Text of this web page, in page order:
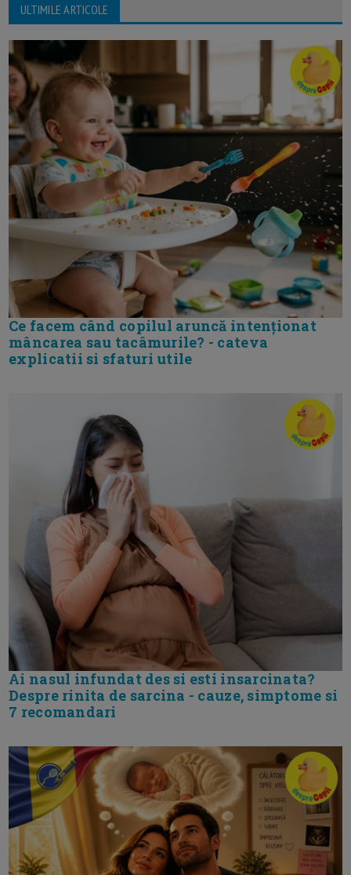
ULTIMILE ARTICOLE
Ce facem când copilul aruncă intenționat
mâncarea sau tacâmurile? - cateva
explicatii si sfaturi utile
Ai nasul infundat des si esti insarcinata?
Despre rinita de sarcina - cauze, simptome si
7 recomandari